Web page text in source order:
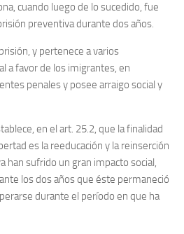
cuando luego de lo sucedido, fue
preventiva durante dos años.
y pertenece a varios
a favor de los imigrantes, en
penales y posee arraigo social y
en el art. 25.2, que la finalidad
es la reeducación y la reinserción
han sufrido un gran impacto social,
los dos años que éste permaneció
durante el período en que ha